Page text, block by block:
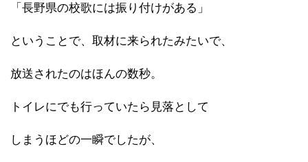
「長野県の校歌には振り付けがある」
ということで、取材に来られたみたいで、
放送されたのはほんの数秒。
トイレにでも行っていたら見落として
しまうほどの一瞬でしたが、